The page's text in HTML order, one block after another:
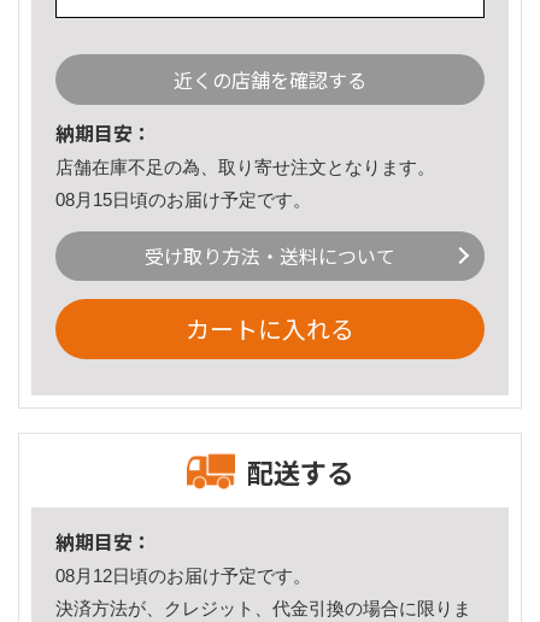
近くの店舗を確認する
納期目安：
店舗在庫不足の為、取り寄せ注文となります。
08月15日頃のお届け予定です。
受け取り方法・送料について
カートに入れる
配送する
納期目安：
08月12日頃のお届け予定です。
決済方法が、クレジット、代金引換の場合に限りま